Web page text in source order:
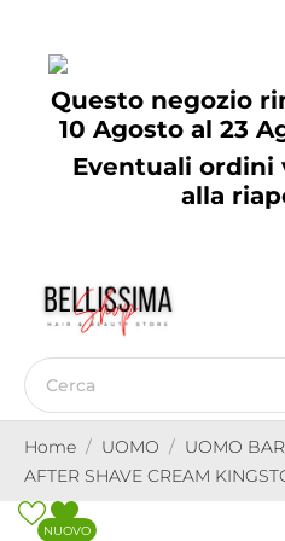
Questo negozio
10 Agosto al 23
Eventuali ordini
alla
Home UOMO UOMO
AFTER SHAVE CREAM
NUOVO